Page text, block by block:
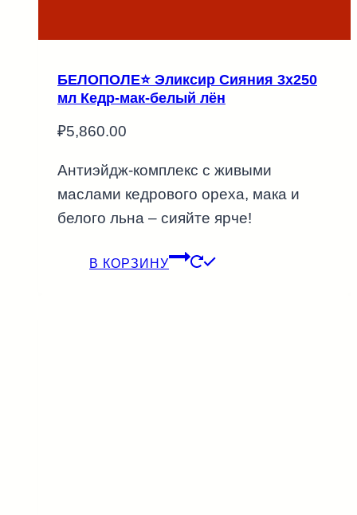
БЕЛОПОЛЕ⭐ Эликсир Сияния 3х250
мл Кедр-мак-белый лён
₽5,860.00
Антиэйдж-комплекс с живыми
маслами кедрового ореха, мака и
белого льна – сияйте ярче!
В КОРЗИНУ